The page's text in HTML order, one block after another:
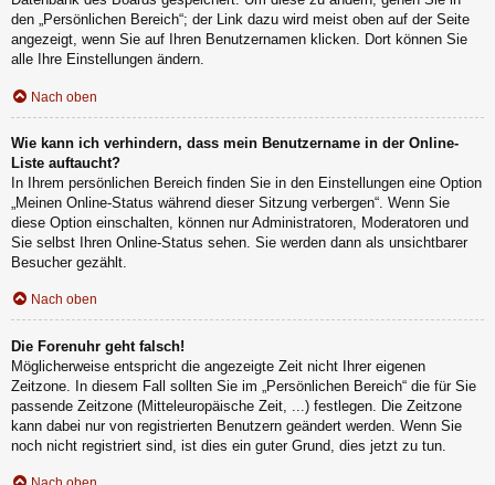
den „Persönlichen Bereich“; der Link dazu wird meist oben auf der Seite
angezeigt, wenn Sie auf Ihren Benutzernamen klicken. Dort können Sie
alle Ihre Einstellungen ändern.
Nach oben
Wie kann ich verhindern, dass mein Benutzername in der Online-
Liste auftaucht?
In Ihrem persönlichen Bereich finden Sie in den Einstellungen eine Option
„Meinen Online-Status während dieser Sitzung verbergen“. Wenn Sie
diese Option einschalten, können nur Administratoren, Moderatoren und
Sie selbst Ihren Online-Status sehen. Sie werden dann als unsichtbarer
Besucher gezählt.
Nach oben
Die Forenuhr geht falsch!
Möglicherweise entspricht die angezeigte Zeit nicht Ihrer eigenen
Zeitzone. In diesem Fall sollten Sie im „Persönlichen Bereich“ die für Sie
passende Zeitzone (Mitteleuropäische Zeit, ...) festlegen. Die Zeitzone
kann dabei nur von registrierten Benutzern geändert werden. Wenn Sie
noch nicht registriert sind, ist dies ein guter Grund, dies jetzt zu tun.